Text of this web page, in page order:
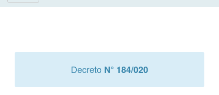
Decreto N° 184/020